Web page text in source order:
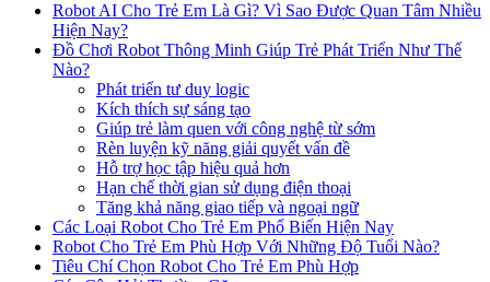
Robot AI Cho Trẻ Em Là Gì? Vì Sao Được Quan Tâm Nhiều
Hiện Nay?
Đồ Chơi Robot Thông Minh Giúp Trẻ Phát Triển Như Thế
Nào?
Phát triển tư duy logic
Kích thích sự sáng tạo
Giúp trẻ làm quen với công nghệ từ sớm
Rèn luyện kỹ năng giải quyết vấn đề
Hỗ trợ học tập hiệu quả hơn
Hạn chế thời gian sử dụng điện thoại
Tăng khả năng giao tiếp và ngoại ngữ
Các Loại Robot Cho Trẻ Em Phổ Biến Hiện Nay
Robot Cho Trẻ Em Phù Hợp Với Những Độ Tuổi Nào?
Tiêu Chí Chọn Robot Cho Trẻ Em Phù Hợp